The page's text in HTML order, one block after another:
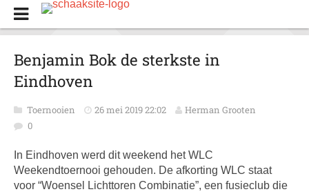
Benjamin Bok de sterkste in
Eindhoven
Toernooien 26 mei 2019 22:02
Herman Grooten
0
In Eindhoven werd dit weekend het WLC
Weekendtoernooi gehouden. De afkorting WLC staat
voor “Woensel Lichttoren Combinatie”, een fusieclub die